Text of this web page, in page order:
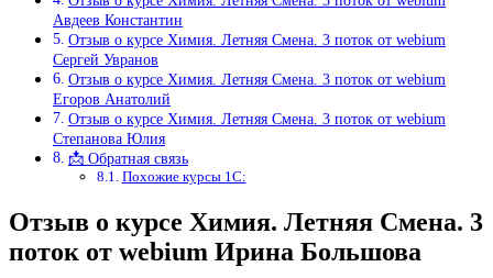
Авдеев Константин
Отзыв о курсе Химия. Летняя Смена. 3 поток от webium
Сергей Увранов
Отзыв о курсе Химия. Летняя Смена. 3 поток от webium
Егоров Анатолий
Отзыв о курсе Химия. Летняя Смена. 3 поток от webium
Степанова Юлия
📩 Обратная связь
Похожие курсы 1С:
Отзыв о курсе Химия. Летняя Смена. 3
поток от webium Ирина Большова